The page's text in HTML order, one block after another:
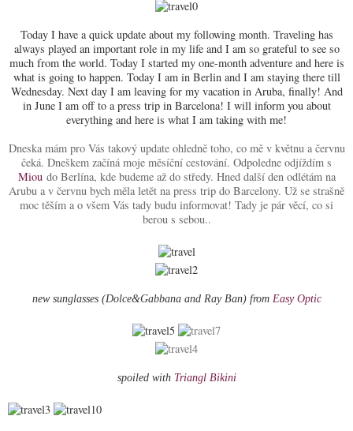
Today I have a quick update about my following month. Traveling has
always played an important role in my life and I am so grateful to see so
much from the world. Today I started my one-month adventure and here is
what is going to happen. Today I am in Berlin and I am staying there till
Wednesday. Next day I am leaving for my vacation in Aruba, finally! And
in June I am off to a press trip in Barcelona! I will inform you about
everything and here is what I am taking with me!
Dneska mám pro Vás takový update ohledně toho, co mě v květnu a červnu
čeká. Dneškem začíná moje měsíční cestování. Odpoledne odjíždím s
Mioudo Berlína, kde budeme až do středy. Hned další den odlétám na
Arubu a v červnu bych měla letět na press trip do Barcelony. Už se strašně
moc těším a o všem Vás tady budu informovat! Tady je pár věcí, co si
berou s sebou..
new sunglasses (Dolce&Gabbana and Ray Ban) from Easy Optic
spoiled with Triangl Bikini